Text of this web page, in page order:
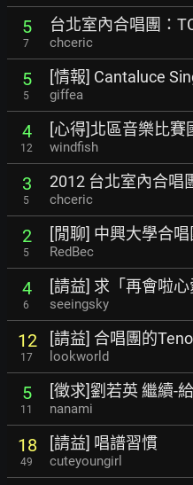
5
7
台北室內合唱團：
chceric
5
5
[情報] Cantaluce
giffea
4
12
[心得]北區音樂比賽
windfish
3
5
2012 台北室內合唱
chceric
2
5
[閒聊] 中興大學合唱
RedBec
4
6
[請益] 求「再會啦
seeingsky
12
17
[請益] 合唱團的
lookworld
5
11
[徵求]劉若英 繼續-
nanami
18
49
[請益] 唱譜習慣
cuteyoungirl